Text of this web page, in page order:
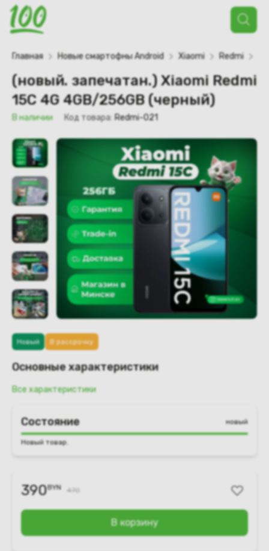
Поиск
товаров
Главная Новые смартофны Android Xiaomi Redmi
(новый. запечатан.) Xiaomi Redmi
15C 4G 4GB/256GB (черный)
В наличии Код товара: Redmi-021
Новый В рассрочку
Основные характеристики
Все характеристики
Состояние новый
Новый товар.
390BYN 470
В корзину